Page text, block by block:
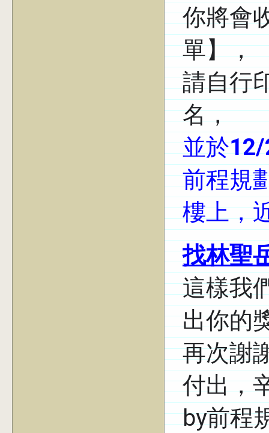
你將會
單】，
請自行
名，
並於12/
前程規
樓上，
找林聖
這樣我
出你的
再次謝
付出，
by前程